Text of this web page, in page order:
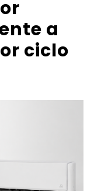
a
ciclo